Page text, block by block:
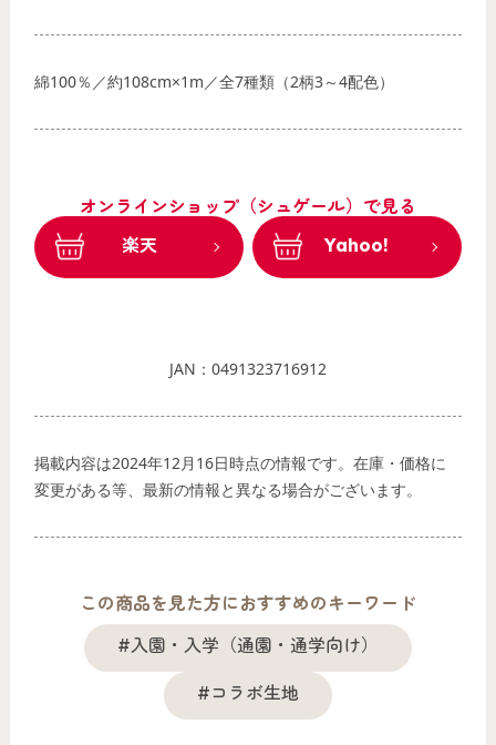
綿100％／約108cm×1m／全7種類（2柄3～4配色）
オンラインショップ（シュゲール）で見る
楽天
Yahoo!
JAN：0491323716912
掲載内容は2024年12月16日時点の情報です。在庫・価格に
変更がある等、最新の情報と異なる場合がございます。
この商品を見た方におすすめのキーワード
#入園・入学（通園・通学向け）
#コラボ生地